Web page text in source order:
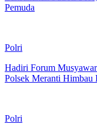
Pemuda
Polri
Hadiri Forum
Polsek Meranti Himbau
Polri